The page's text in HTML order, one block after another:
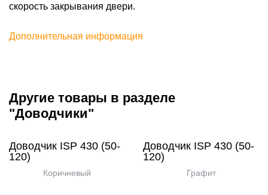
скорость закрывания двери.
Дополнительная информация
Другие товары в разделе
"Доводчики"
Доводчик ISP 430 (50-
120)
Коричневый
Доводчик ISP 430 (50-
120)
Графит